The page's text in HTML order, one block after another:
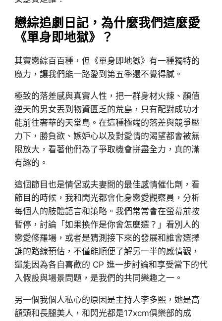
戀綜追劇日記，為什麼我們這麼愛
《單身即地獄》？
其實戀綜百百種，但《單身即地獄》有一種獨特的
魔力，讓我們能一路愛到第五季還不覺得膩。
極致的落差感與真實人性，把一群身材火辣、顏值
逆天的男女丟到物資匱乏的荒島，只有配對成功才
能前往奢華的天堂島。在這種極端的落差與競爭壓
力下，勝負欲、嫉妒心以及對愛情的渴望都會被無
限放大，看著他們為了爭取機會拼盡全力，真的滿
有趣的。
這個節目也是情侶或夫妻間的最佳感情催化劑，看
節目的時候，我和閃光都會化身戀愛觀察員，分析
每個人的肢體語言和策略。我們常常會在螢幕前按
暫停，討論「如果換作是你會怎麼選？」看別人的
戀愛修羅場，或者是猜測接下來的發展和誰會選擇
誰的路線預估，不僅能順便了解另一半的感情觀，
還能因為各自喜歡的 CP 進一步討論和享受當下的代
入假設與場景問題，是我們的共同樂趣之一。
另一個我個人私心的原因是主持人李多熙，她是高
額頭和長腿美人，和閃光都是17xcm俱樂部的成